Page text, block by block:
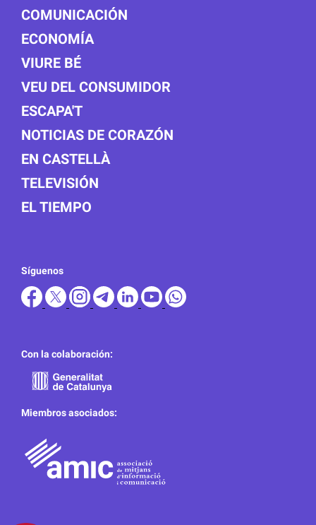
COMUNICACIÓN
ECONOMÍA
VIURE BÉ
VEU DEL CONSUMIDOR
ESCAPA'T
NOTICIAS DE CORAZÓN
EN CASTELLÀ
TELEVISIÓN
EL TIEMPO
Síguenos
Con la colaboración:
Miembros asociados: